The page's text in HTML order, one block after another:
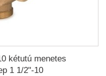
kétutú menetes
1 1/2"-10